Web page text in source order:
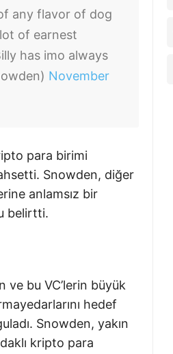
any flavor of dog
of earnest
has imo always
November
para birimi
Snowden, diğer
anlamsız bir
belirtti.
bu VC’lerin büyük
hedef
Snowden, yakın
kripto para